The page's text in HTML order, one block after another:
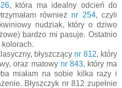
, która ma idealny odcień do
również nr 254, czyli
nudziak, który o dziwo
bardzo mi pasuje. Ostatnio
błyszczący nr 812, który
oraz matowy nr 843, który ma
miałam na sobie kilka razy i
Błyszczyk nr 812 zupełnie